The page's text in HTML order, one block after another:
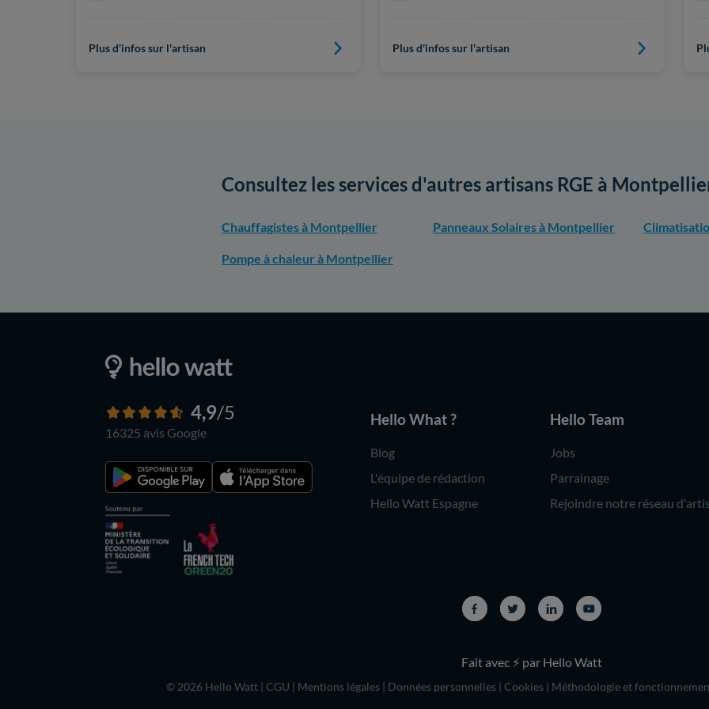
Plus d'infos sur l'artisan Plus d'infos sur l'artisan
Consultez les services d'autres artisans RGE à
Chauffagistes à Montpellier Panneaux Solaires à Montpellier
Pompe à chaleur à Montpellier
4,9/5
16325 avis Google
Hello What ?
Blog
L'équipe de rédaction
Hello Watt Espagne
Hello Team
Jobs
Parrainage
Rejoindre notre réseau
Fait avec ⚡ par Hello Watt
© 2026 Hello Watt | CGU | Mentions légales | Données personnelles | Cookies | Méthodologie et